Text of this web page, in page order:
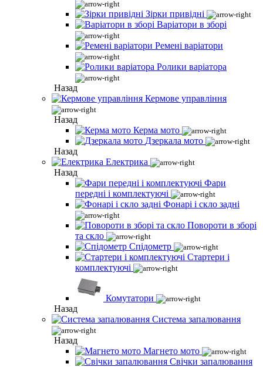
Зірки привідні
Варіатори в зборі
Ремені варіатори
Ролики варіатора
Назад
Кермове управління
Назад
Керма мото
Дзеркала мото
Назад
Електрика
Назад
Фари
передні і комплектуючі
Фонарі і скло задні
Повороти в зборі
та скло
Спідометр
Стартери і
комплектуючі
Комутатори
Назад
Система запалювання
Назад
Магнето мото
Свічки запалювання